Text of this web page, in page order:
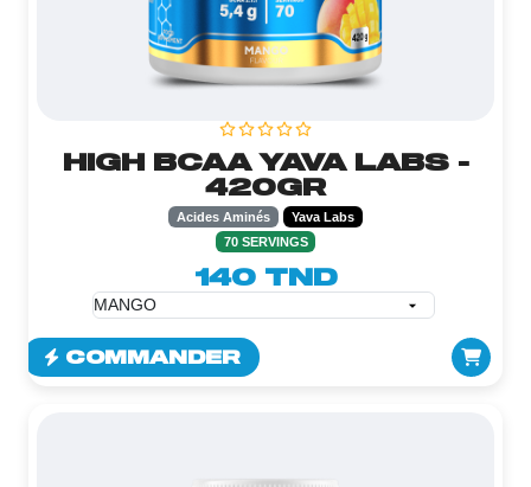
HIGH BCAA YAVA LABS -
420GR
Acides Aminés
Yava Labs
70 SERVINGS
140 TND
COMMANDER